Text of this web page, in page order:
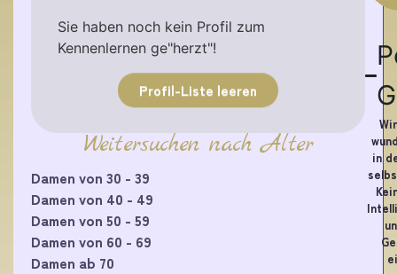
Sie haben noch kein Profil zum
Kennenlernen ge"herzt"!
Profil-Liste leeren
Weitersuchen nach Alter
Damen von 30 - 39
Damen von 40 - 49
Damen von 50 - 59
Damen von 60 - 69
Damen ab 70
in